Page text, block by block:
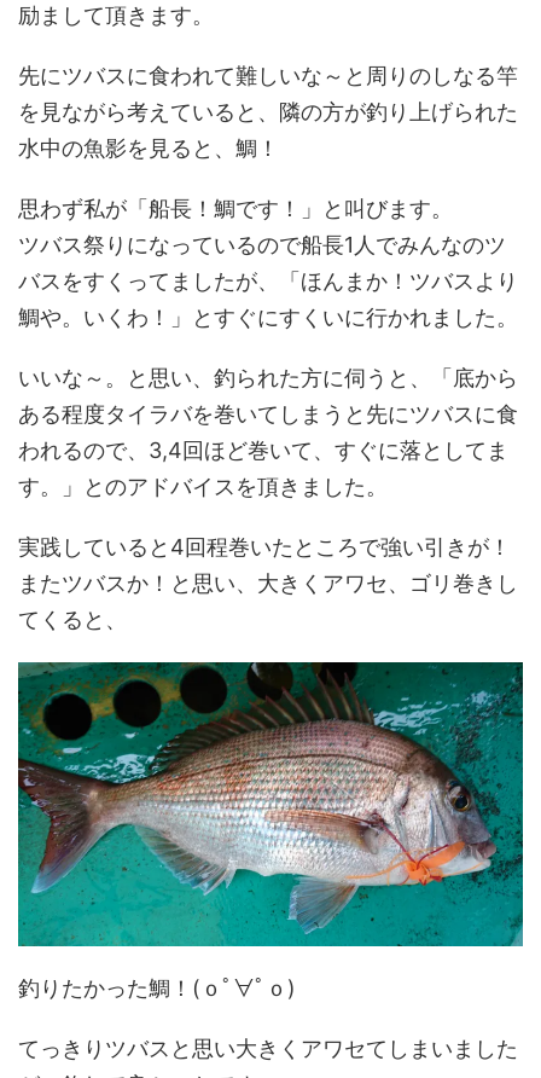
励まして頂きます。
先にツバスに食われて難しいな～と周りのしなる竿
を見ながら考えていると、隣の方が釣り上げられた
水中の魚影を見ると、鯛！
思わず私が「船長！鯛です！」と叫びます。
ツバス祭りになっているので船長1人でみんなのツ
バスをすくってましたが、「ほんまか！ツバスより
鯛や。いくわ！」とすぐにすくいに行かれました。
いいな～。と思い、釣られた方に伺うと、「底から
ある程度タイラバを巻いてしまうと先にツバスに食
われるので、3,4回ほど巻いて、すぐに落としてま
す。」とのアドバイスを頂きました。
実践していると4回程巻いたところで強い引きが！
またツバスか！と思い、大きくアワセ、ゴリ巻きし
てくると、
釣りたかった鯛！(ｏﾟ∀ﾟｏ)
てっきりツバスと思い大きくアワセてしまいました